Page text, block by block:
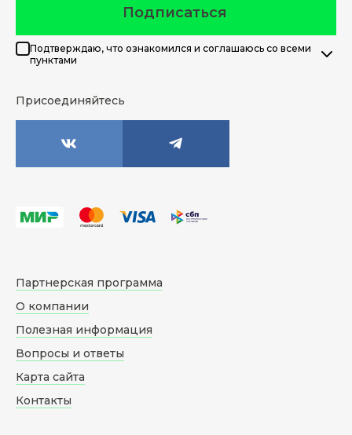
Подписаться
Подтверждаю, что ознакомился и соглашаюсь со всеми
пунктами
Присоединяйтесь
Партнерская программа
О компании
Полезная информация
Вопросы и ответы
Карта сайта
Контакты